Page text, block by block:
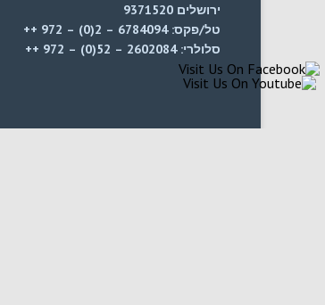
ירושלים 9371520
טל/פקס: 6784094 – 2(0) – 972 ++
סלולרי: 2602084 – 52(0) – 972 ++